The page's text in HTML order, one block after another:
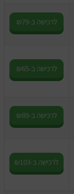
לרכישה ב-₪79
לרכישה ב-₪65
לרכישה ב-₪89
לרכישה ב-₪103